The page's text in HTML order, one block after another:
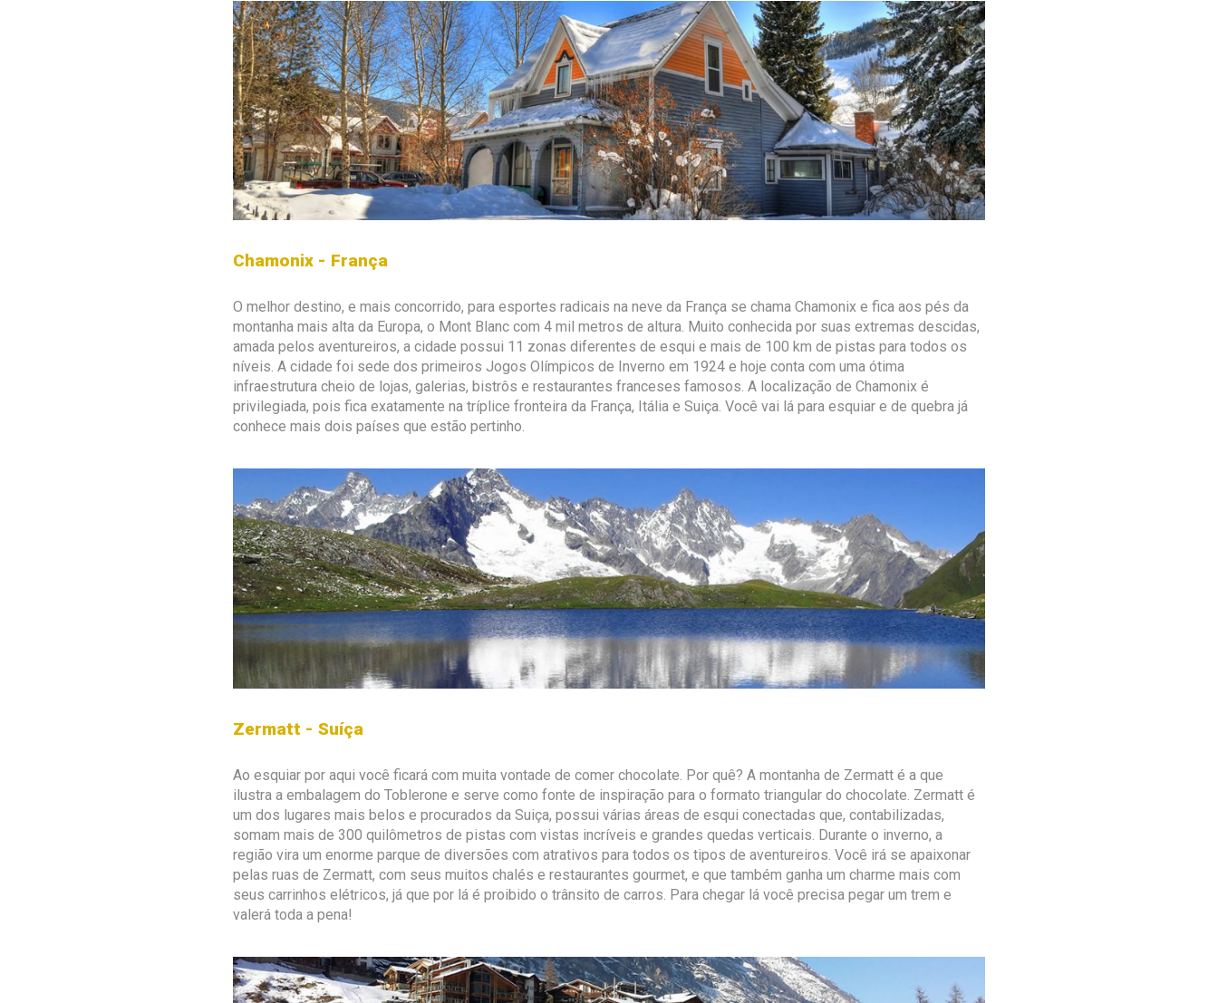
Chamonix - França
O melhor destino, e mais concorrido, para esportes radicais na neve da França se chama Chamonix e fica aos pés da
montanha mais alta da Europa, o Mont Blanc com 4 mil metros de altura. Muito conhecida por suas extremas descidas,
amada pelos aventureiros, a cidade possui 11 zonas diferentes de esqui e mais de 100 km de pistas para todos os
níveis. A cidade foi sede dos primeiros Jogos Olímpicos de Inverno em 1924 e hoje conta com uma ótima
infraestrutura cheio de lojas, galerias, bistrôs e restaurantes franceses famosos. A localização de Chamonix é
privilegiada, pois fica exatamente na tríplice fronteira da França, Itália e Suiça. Você vai lá para esquiar e de quebra já
conhece mais dois países que estão pertinho.
Zermatt - Suíça
Ao esquiar por aqui você ficará com muita vontade de comer chocolate. Por quê? A montanha de Zermatt é a que
ilustra a embalagem do Toblerone e serve como fonte de inspiração para o formato triangular do chocolate. Zermatt é
um dos lugares mais belos e procurados da Suiça, possui várias áreas de esqui conectadas que, contabilizadas,
somam mais de 300 quilômetros de pistas com vistas incríveis e grandes quedas verticais. Durante o inverno, a
região vira um enorme parque de diversões com atrativos para todos os tipos de aventureiros. Você irá se apaixonar
pelas ruas de Zermatt, com seus muitos chalés e restaurantes gourmet, e que também ganha um charme mais com
seus carrinhos elétricos, já que por lá é proibido o trânsito de carros. Para chegar lá você precisa pegar um trem e
valerá toda a pena!